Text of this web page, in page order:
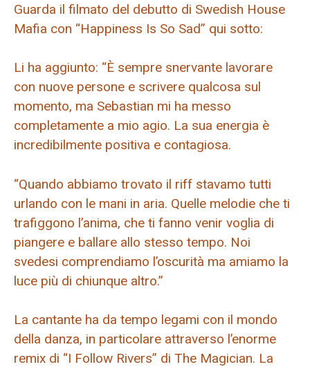
Guarda il filmato del debutto di Swedish House
Mafia con “Happiness Is So Sad” qui sotto:
Li ha aggiunto: “È sempre snervante lavorare
con nuove persone e scrivere qualcosa sul
momento, ma Sebastian mi ha messo
completamente a mio agio. La sua energia è
incredibilmente positiva e contagiosa.
“Quando abbiamo trovato il riff stavamo tutti
urlando con le mani in aria. Quelle melodie che ti
trafiggono l’anima, che ti fanno venir voglia di
piangere e ballare allo stesso tempo. Noi
svedesi comprendiamo l’oscurità ma amiamo la
luce più di chiunque altro.”
La cantante ha da tempo legami con il mondo
della danza, in particolare attraverso l’enorme
remix di “I Follow Rivers” di The Magician. La